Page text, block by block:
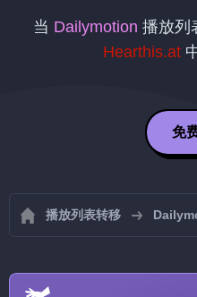
当 Dailymotion 播放列
Hearthis.at
免
播放列表转移